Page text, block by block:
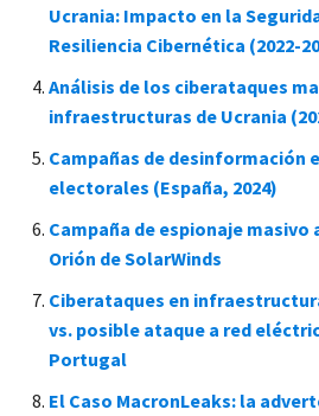
Ucrania: Impacto en la
Resiliencia Cibernética (2022-
Análisis de los ciberataques
infraestructuras de Ucrania
Campañas de desinformación
electorales (España, 2024)
Campaña de espionaje
Orión de SolarWinds
Ciberataques en
vs. posible ataque a red
Portugal
El Caso MacronLeaks: la